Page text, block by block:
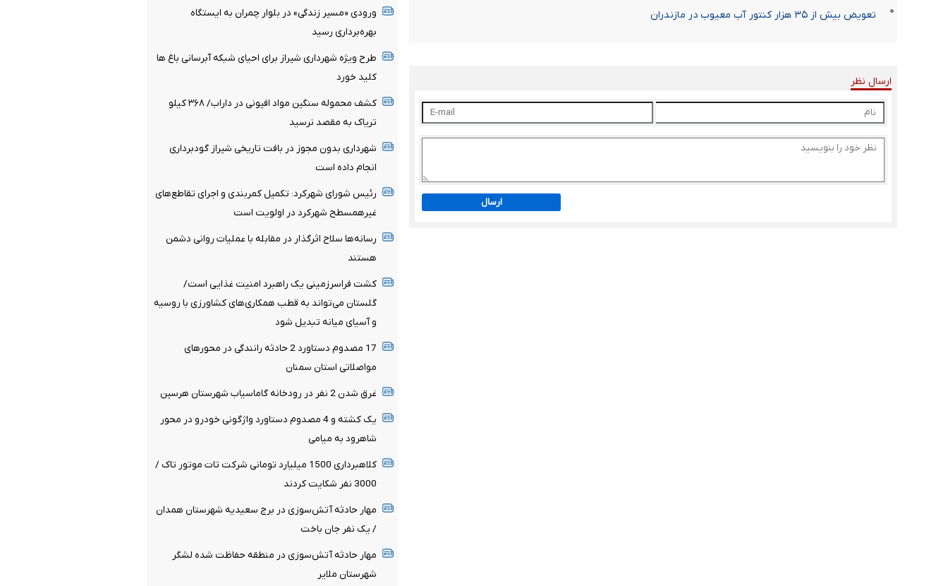
تعویض بیش از ۳۵ هزار کنتور آب معیوب در مازندران
ارسال نظر
ارسال
ورودی «مسیر زندگی» در بلوار چمران به ایستگاه
بهره‌برداری رسید
طرح ویژه شهرداری شیراز برای احیای شبکه آبرسانی باغ ها
کلید خورد
کشف محموله سنگین مواد افیونی در داراب/ ۳۶۸ کیلو
تریاک به مقصد نرسید
شهرداری بدون مجوز در بافت تاریخی شیراز گودبرداری
انجام داده است
رئیس شورای شهرکرد: تکمیل کمربندی و اجرای تقاطع‌های
غیرهمسطح شهرکرد در اولویت است
رسانه‌ها سلاح اثرگذار در مقابله با عملیات روانی دشمن
هستند
کشت فراسرزمینی یک راهبرد امنیت غذایی است/
گلستان می‌تواند به قطب همکاری‌های کشاورزی با روسیه
و آسیای میانه تبدیل شود
17 مصدوم دستاورد 2 حادثه رانندگی در محورهای
مواصلاتی استان سمنان
غرق شدن 2 نفر در رودخانه گاماسیاب شهرستان هرسین
یک کشته و 4 مصدوم دستاورد واژگونی خودرو در محور
شاهرود به میامی
کلاهبرداری 1500 میلیارد تومانی شرکت تات موتور تاک /
3000 نفر شکایت کردند
مهار حادثه آتش‌سوزی در برج سعیدیه شهرستان همدان
/ یک نفر جان باخت
مهار حادثه آتش‌سوزی در منطقه حفاظت شده لشگر
شهرستان ملایر